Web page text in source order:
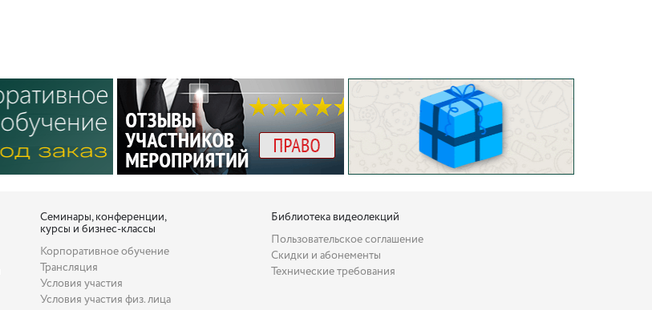
Семинары, конференции,
курсы и бизнес-классы
Корпоративное обучение
Трансляция
Условия участия
Условия участия физ. лица
Библиотека видеолекций
Пользовательское соглашение
Скидки и абонементы
Технические требования